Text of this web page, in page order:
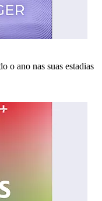
o ano nas suas estadias